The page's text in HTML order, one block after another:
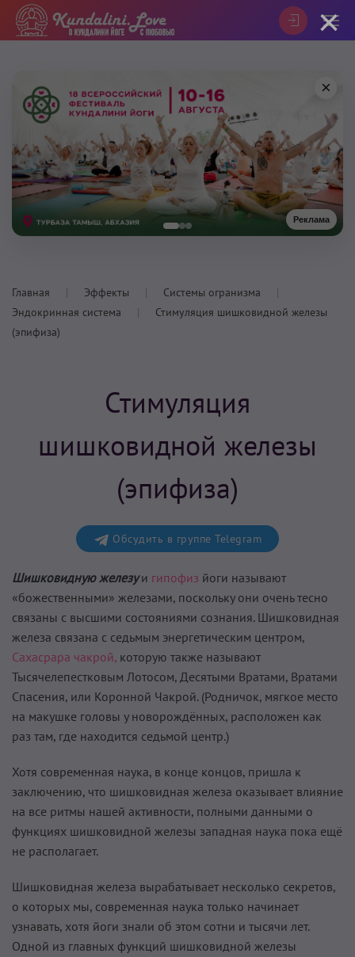
Реклама
×
Главная Эффекты
Системы огранизма
Эндокринная система
Стимуляция шишковидной железы
(эпифиза)
Стимуляция
шишковидной железы
(эпифиза)
Обсудить в группе Telegram
Шишковидную железуи гипофиз йоги называют
«божественными» железами, поскольку они очень тесно
связаны с высшими состояниями сознания. Шишковидная
железа связана с седьмым энергетическим цент­ром,
Сахасрара чакрой, которую также называют
Тысячелепестко­вым Лотосом, Десятыми Вратами, Вратами
Спасения, или Ко­ронной Чакрой. (Родничок, мягкое место
на макушке головы у ново­рождённых, расположен как
раз там, где находится седьмой центр.)
Хотя современная наука, в конце концов, пришла к
заключению, что шишковидная железа оказывает влияние
на все ритмы нашей активности, полными данными о
функциях шишковидной железы западная наука пока ещё
не располагает.
Шишковидная железа вырабатывает несколько секретов,
о которых мы, современная наука только начинает
узнавать, хотя йоги знали об этом сотни и тысячи лет.
Одной из главных функций шишковидной железы
×